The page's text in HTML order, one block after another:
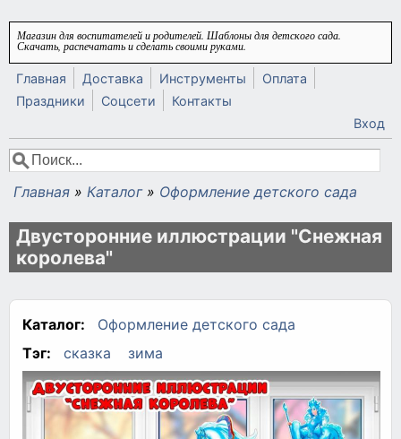
Перейти к основному содержанию
Магазин для воспитателей и родителей. Шаблоны для детского сада.
Скачать, распечатать и сделать своими руками.
Главная Доставка Инструменты
Оплата
Праздники
Соцсети
Контакты
Вход
Форма поиска
Поиск
Вы здесь
Главная » Каталог » Оформление детского сада
Двусторонние иллюстрации "Снежная
королева"
Каталог:
Оформление детского сада
Тэг:
сказка зима